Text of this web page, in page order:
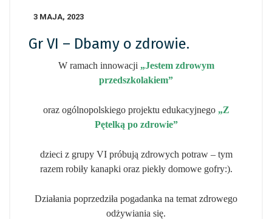
3 MAJA, 2023
Gr VI – Dbamy o zdrowie.
W ramach innowacji „Jestem zdrowym
przedszkolakiem”
oraz ogólnopolskiego projektu edukacyjnego „Z
Pętelką po zdrowie”
dzieci z grupy VI próbują zdrowych potraw – tym
razem robiły kanapki oraz piekły domowe gofry:).
Działania poprzedziła pogadanka na temat zdrowego
odżywiania się.